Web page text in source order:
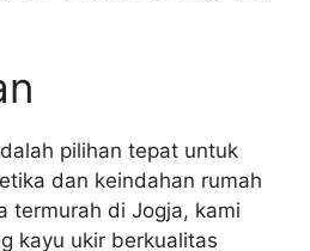
pilihan tepat untuk
dan keindahan rumah
termurah di Jogja, kami
kayu ukir berkualitas